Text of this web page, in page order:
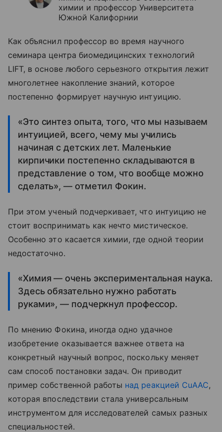
химии и профессор Университета
Южной Калифорнии
Как объяснил профессор во время научного
семинара центра биомедицинских технологий
LIFT, в основе любого серьезного открытия лежит
многолетнее накопление знаний, которое
постепенно формирует научную интуицию.
«Это синтез опыта, того, что мы называем
интуицией, всего, чему мы учились
начиная с детских лет. Маленькие
кирпичики постепенно складываются в
представление о том, что вообще можно
сделать», — отметил Фокин.
При этом ученый подчеркивает, что интуицию не
стоит воспринимать как нечто мистическое.
Особенно это касается химии, где одной теории
недостаточно.
«Химия — очень экспериментальная наука.
Здесь обязательно нужно работать
руками», — подчеркнул профессор.
По мнению Фокина, иногда одно удачное
изобретение оказывается важнее ответа на
конкретный научный вопрос, поскольку меняет
сам способ постановки задач. Он приводит
пример собственной работы над реакцией CuAAC,
которая впоследствии стала универсальным
инструментом для исследователей самых разных
специальностей.